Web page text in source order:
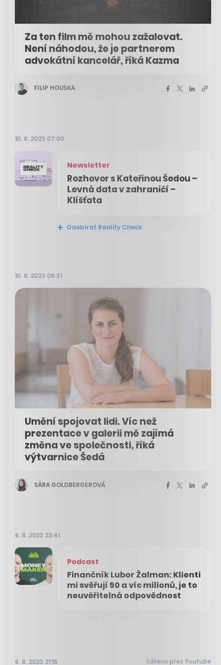
Za ten film mě mohou zažalovat.
Není náhodou, že je partnerem
advokátní kancelář, říká Kazma
FILIP HOUSKA
10. 8. 2023 07:00
Newsletter
Rozhovor s Kateřinou Šedou –
Levná data v zahraničí –
Klíšťata
Odebírat Reality Check
10. 8. 2023 06:31
Umění spojovat lidi. Víc než
prezentace v galerii mě zajímá
změna ve společnosti, říká
výtvarnice Šedá
SÁRA GOLDBERGEROVÁ
9. 8. 2023 22:41
Podcast
Finančník Lubor Žalman: Klienti
mi svěřují 50 a víc milionů, je to
neuvěřitelná odpovědnost
9. 8. 2023 21:15 Sdíleno přes Youtube